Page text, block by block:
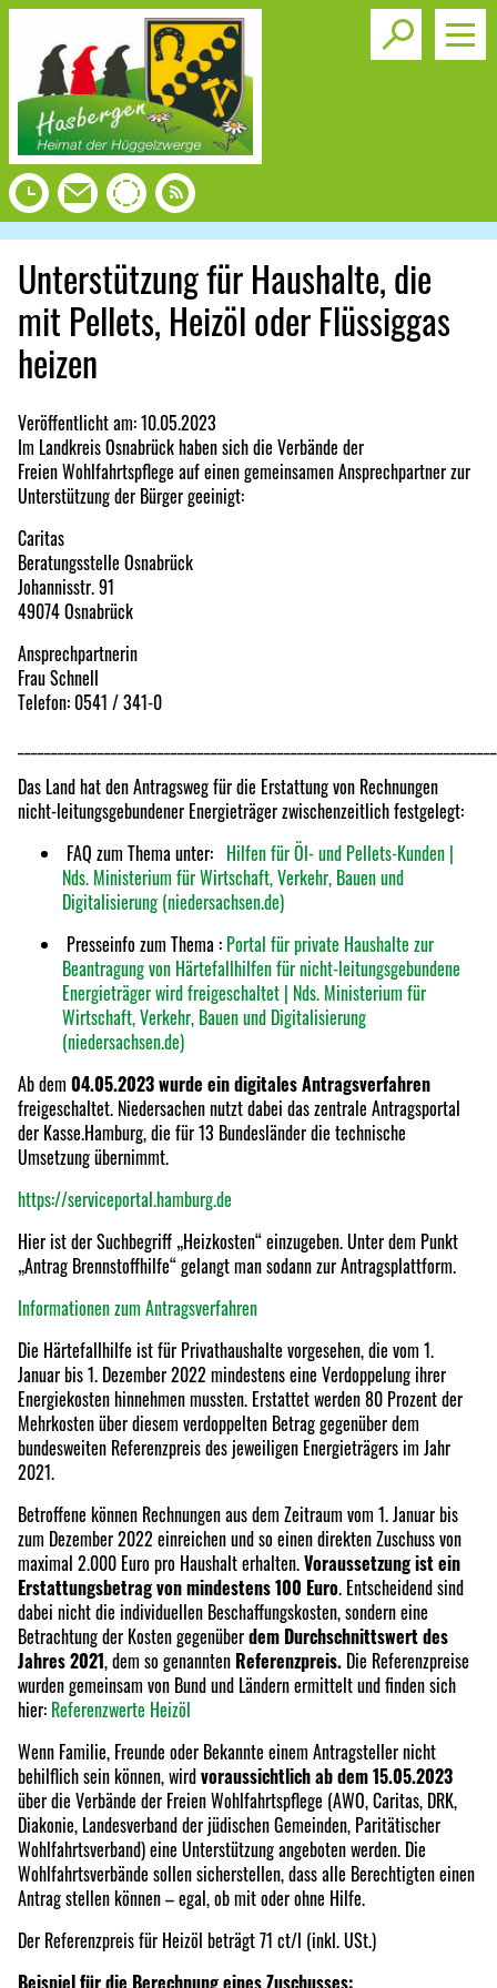
Toggle
Unterstützung für Haushalte, die
mit Pellets, Heizöl oder Flüssiggas
heizen
Veröffentlicht am:10.05.2023
Im Landkreis Osnabrück haben sich die Verbände der
Freien Wohlfahrtspflege auf einen gemeinsamen Ansprechpartner zur
Unterstützung der Bürger geeinigt:
Caritas
Beratungsstelle Osnabrück
Johannisstr. 91
49074 Osnabrück
Ansprechpartnerin
Frau Schnell
Telefon: 0541 / 341-0
Das Land hat den Antragsweg für die Erstattung von Rechnungen
nicht-leitungsgebundener Energieträger zwischenzeitlich festgelegt:
FAQ zum Thema unter: Hilfen für Öl- und Pellets-Kunden |
Nds. Ministerium für Wirtschaft, Verkehr, Bauen und
Digitalisierung (niedersachsen.de)
Presseinfo zum Thema : Portal für private Haushalte zur
Beantragung von Härtefallhilfen für nicht-leitungsgebundene
Energieträger wird freigeschaltet | Nds. Ministerium für
Wirtschaft, Verkehr, Bauen und Digitalisierung
(niedersachsen.de)
Ab dem 04.05.2023 wurde ein digitales Antragsverfahren
freigeschaltet. Niedersachen nutzt dabei das zentrale Antragsportal
der Kasse.Hamburg, die für 13 Bundesländer die technische
Umsetzung übernimmt.
https://serviceportal.hamburg.de
Hier ist der Suchbegriff „Heizkosten“ einzugeben. Unter dem Punkt
„Antrag Brennstoffhilfe“ gelangt man sodann zur Antragsplattform.
Informationen zum Antragsverfahren
Die Härtefallhilfe ist für Privathaushalte vorgesehen, die vom 1.
Januar bis 1. Dezember 2022 mindestens eine Verdoppelung ihrer
Energiekosten hinnehmen mussten. Erstattet werden 80 Prozent der
Mehrkosten über diesem verdoppelten Betrag gegenüber dem
bundesweiten Referenzpreis des jeweiligen Energieträgers im Jahr
2021.
Betroffene können Rechnungen aus dem Zeitraum vom 1. Januar bis
zum Dezember 2022 einreichen und so einen direkten Zuschuss von
maximal 2.000 Euro pro Haushalt erhalten.Voraussetzung ist ein
Erstattungsbetrag von mindestens 100 Euro. Entscheidend sind
dabei nicht die individuellen Beschaffungskosten, sondern eine
Betrachtung der Kosten gegenüberdem Durchschnittswert des
Jahres 2021, dem so genannten Referenzpreis. Die Referenzpreise
wurden gemeinsam von Bund und Ländern ermittelt und finden sich
hier: Referenzwerte Heizöl
Wenn Familie, Freunde oder Bekannte einem Antragsteller nicht
behilflich sein können, wirdvoraussichtlichab dem 15.05.2023
über die Verbände der Freien Wohlfahrtspflege (AWO, Caritas, DRK,
Diakonie, Landesverband der jüdischen Gemeinden, Paritätischer
Wohlfahrtsverband) eine Unterstützung angeboten werden. Die
Wohlfahrtsverbände sollen sicherstellen, dass alle Berechtigten einen
Antrag stellen können – egal, ob mit oder ohne Hilfe.
Der Referenzpreis für Heizöl beträgt 71 ct/l (inkl. USt.)
Beispiel für die Berechnung eines Zuschusses: